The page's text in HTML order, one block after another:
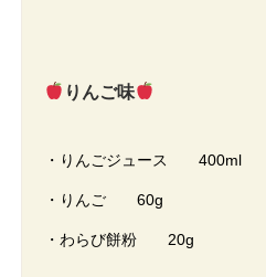
りんご味
・りんごジュース 400ml
・りんご 60g
・わらび餅粉 20g